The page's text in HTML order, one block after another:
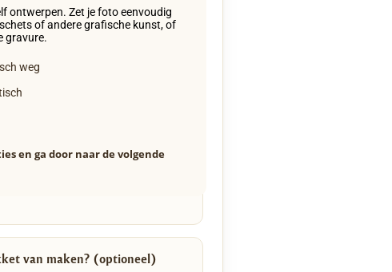
ontwerpen. Zet je foto eenvoudig
of andere grafische kunst, of
gravure.
weg
en ga door naar de volgende
van maken? (optioneel)